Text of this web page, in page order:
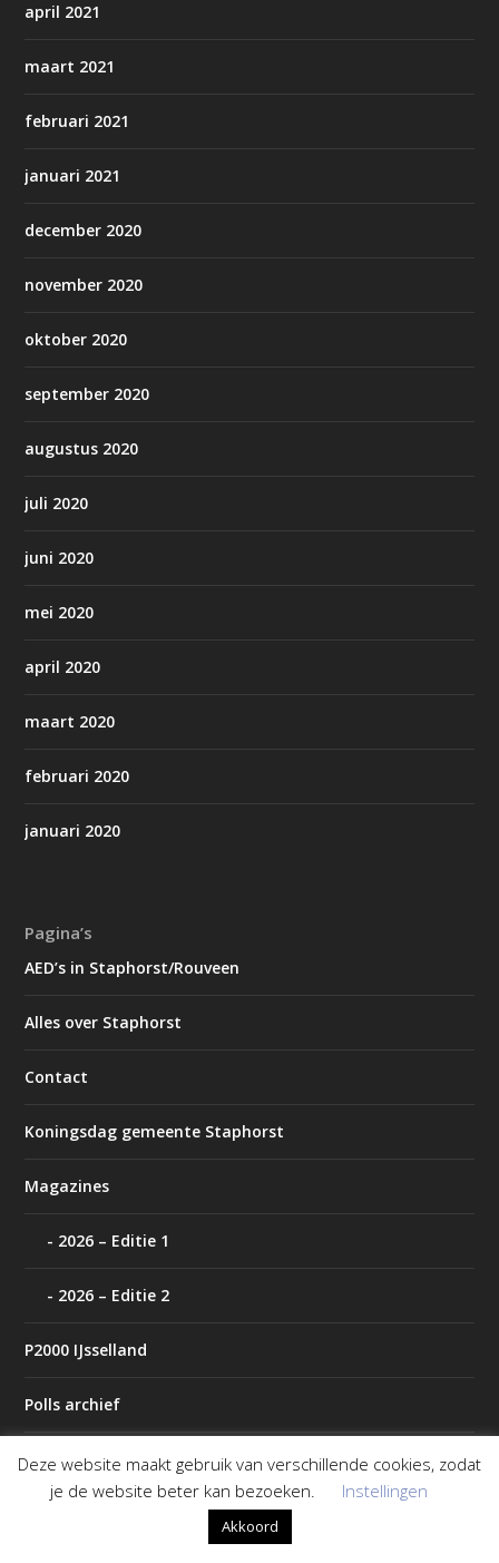
april 2021
maart 2021
februari 2021
januari 2021
december 2020
november 2020
oktober 2020
september 2020
augustus 2020
juli 2020
juni 2020
mei 2020
april 2020
maart 2020
februari 2020
januari 2020
Pagina’s
AED’s in Staphorst/Rouveen
Alles over Staphorst
Contact
Koningsdag gemeente Staphorst
Magazines
2026 – Editie 1
2026 – Editie 2
P2000 IJsselland
Polls archief
Tip de redactie
Deze website maakt gebruik van verschillende cookies, zodat
je de website beter kan bezoeken.
Instellingen
Akkoord